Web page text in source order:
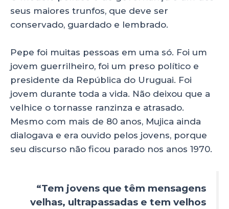
seus maiores trunfos, que deve ser
conservado, guardado e lembrado.
Pepe foi muitas pessoas em uma só. Foi um
jovem guerrilheiro, foi um preso político e
presidente da República do Uruguai. Foi
jovem durante toda a vida. Não deixou que a
velhice o tornasse ranzinza e atrasado.
Mesmo com mais de 80 anos, Mujica ainda
dialogava e era ouvido pelos jovens, porque
seu discurso não ficou parado nos anos 1970.
“Tem jovens que têm mensagens
velhas, ultrapassadas e tem velhos